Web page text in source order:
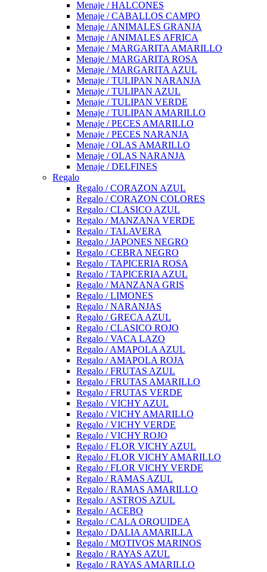
Menaje / HALCONES
Menaje / CABALLOS CAMPO
Menaje / ANIMALES GRANJA
Menaje / ANIMALES AFRICA
Menaje / MARGARITA AMARILLO
Menaje / MARGARITA ROSA
Menaje / MARGARITA AZUL
Menaje / TULIPAN NARANJA
Menaje / TULIPAN AZUL
Menaje / TULIPAN VERDE
Menaje / TULIPAN AMARILLO
Menaje / PECES AMARILLO
Menaje / PECES NARANJA
Menaje / OLAS AMARILLO
Menaje / OLAS NARANJA
Menaje / DELFINES
Regalo
Regalo / CORAZON AZUL
Regalo / CORAZON COLORES
Regalo / CLASICO AZUL
Regalo / MANZANA VERDE
Regalo / TALAVERA
Regalo / JAPONES NEGRO
Regalo / CEBRA NEGRO
Regalo / TAPICERIA ROSA
Regalo / TAPICERIA AZUL
Regalo / MANZANA GRIS
Regalo / LIMONES
Regalo / NARANJAS
Regalo / GRECA AZUL
Regalo / CLASICO ROJO
Regalo / VACA LAZO
Regalo / AMAPOLA AZUL
Regalo / AMAPOLA ROJA
Regalo / FRUTAS AZUL
Regalo / FRUTAS AMARILLO
Regalo / FRUTAS VERDE
Regalo / VICHY AZUL
Regalo / VICHY AMARILLO
Regalo / VICHY VERDE
Regalo / VICHY ROJO
Regalo / FLOR VICHY AZUL
Regalo / FLOR VICHY AMARILLO
Regalo / FLOR VICHY VERDE
Regalo / RAMAS AZUL
Regalo / RAMAS AMARILLO
Regalo / ASTROS AZUL
Regalo / ACEBO
Regalo / CALA ORQUIDEA
Regalo / DALIA AMARILLA
Regalo / MOTIVOS MARINOS
Regalo / RAYAS AZUL
Regalo / RAYAS AMARILLO